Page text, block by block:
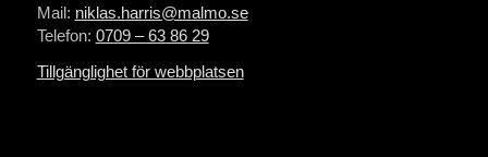
Mail: niklas.harris@malmo.se
Telefon: 0709 – 63 86 29
Tillgänglighet för webbplatsen